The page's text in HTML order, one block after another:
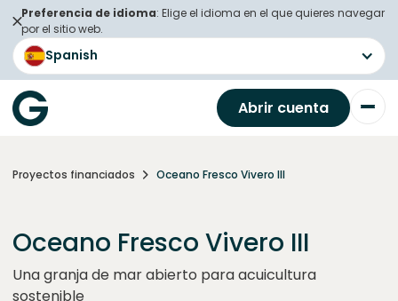
Preferencia de idioma: Elige el idioma en el que quieres navegar
por el sitio web.
Spanish
Abrir cuenta
Proyectos financiados Oceano Fresco Vivero III
Oceano Fresco Vivero III
Una granja de mar abierto para acuicultura
sostenible